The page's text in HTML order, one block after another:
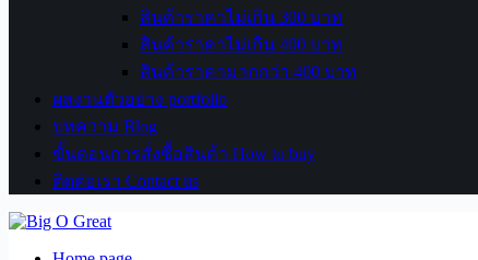
สินค้าราคาไม่เกิน 300 บาท
สินค้าราคาไม่เกิน 400 บาท
สินค้าราคามากกว่า 400 บาท
ผลงานตัวอย่าง portfolio
บทความ Blog
ขั้นตอนการสั่งซื้อสินค้า How to buy
ติดต่อเรา Contact us